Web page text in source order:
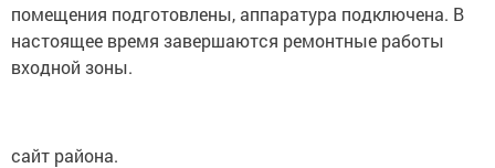
помещения подготовлены, аппаратура подключена. В
настоящее время завершаются ремонтные работы
входной зоны.
сайт района.